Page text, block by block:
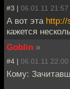
#3 | 06.01.11 21:57
А вот эта http://
кажется
Goblin »
#4 | 06.01.11 22:00
Кому: